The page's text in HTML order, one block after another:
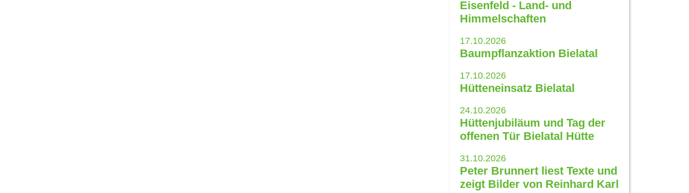
Eisenfeld - Land- und
Himmelschaften
17.10.2026
Baumpflanzaktion Bielatal
17.10.2026
Hütteneinsatz Bielatal
24.10.2026
Hüttenjubiläum und Tag der
offenen Tür Bielatal Hütte
31.10.2026
Peter Brunnert liest Texte und
zeigt Bilder von Reinhard Karl